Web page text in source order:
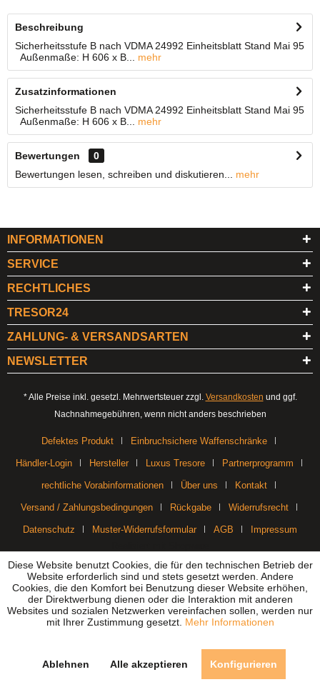
Beschreibung
Sicherheitsstufe B nach VDMA 24992 Einheitsblatt Stand Mai 95
Außenmaße: H 606 x B...
mehr
Zusatzinformationen
Sicherheitsstufe B nach VDMA 24992 Einheitsblatt Stand Mai 95
Außenmaße: H 606 x B...
mehr
Bewertungen
0
Bewertungen lesen, schreiben und diskutieren...
mehr
INFORMATIONEN
SERVICE
RECHTLICHES
TRESOR24
ZAHLUNG- & VERSANDSARTEN
NEWSLETTER
* Alle Preise inkl. gesetzl. Mehrwertsteuer zzgl. Versandkosten und ggf.
Nachnahmegebühren, wenn nicht anders beschrieben
Defektes Produkt Einbruchsichere Waffenschränke
Händler-Login Hersteller Luxus Tresore Partnerprogramm
rechtliche Vorabinformationen Über uns Kontakt
Versand / Zahlungsbedingungen Rückgabe Widerrufsrecht
Datenschutz Muster-Widerrufsformular AGB
Impressum
Diese Website benutzt Cookies, die für den technischen Betrieb der
Website erforderlich sind und stets gesetzt werden. Andere
Cookies, die den Komfort bei Benutzung dieser Website erhöhen,
der Direktwerbung dienen oder die Interaktion mit anderen
Websites und sozialen Netzwerken vereinfachen sollen, werden nur
mit Ihrer Zustimmung gesetzt. Mehr Informationen
Ablehnen Alle akzeptieren Konfigurieren